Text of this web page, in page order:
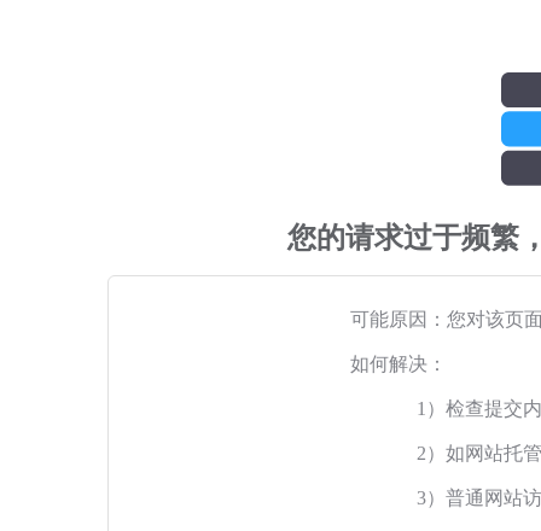
您的请求过于频繁
可能原因：您对该页
如何解决：
1）检查提交
2）如网站托
3）普通网站